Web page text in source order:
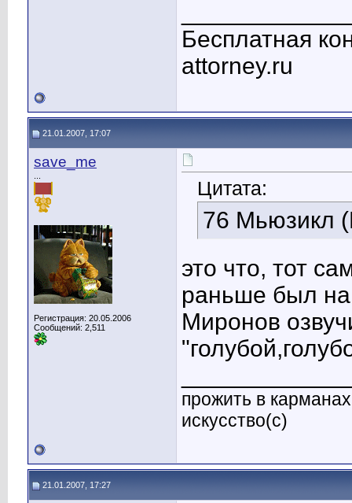
Бесплатная
attorney.ru
21.01.2007, 17:07
save_me
Регистрация: 20.05.2006
Сообщений: 2,511
Цитата:
76 Мьюзикл
это что, тот
раньше был на
Миронов
прожить в
искусство(с)
21.01.2007, 17:27